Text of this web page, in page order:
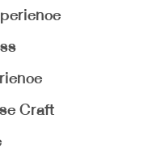
Craft